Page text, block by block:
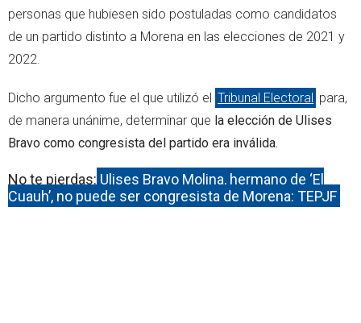
personas que hubiesen sido postuladas como candidatos
de un partido distinto a Morena en las elecciones de 2021 y
2022.
Dicho argumento fue el que utilizó el Tribunal Electoral para,
de manera unánime, determinar que la elección de Ulises
Bravo como congresista del partido era inválida.
No te pierdas: Ulises Bravo Molina, hermano de ‘El
Cuauh’, no puede ser congresista de Morena: TEPJF